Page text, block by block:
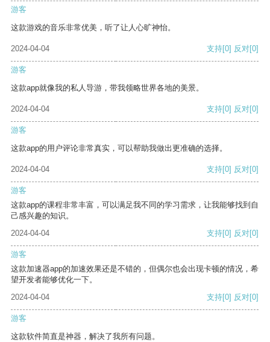
游客
这款游戏的音乐非常优美，听了让人心旷神怡。
2024-04-04 支持[0] 反对[0]
游客
这款app就像我的私人导游，带我领略世界各地的美景。
2024-04-04 支持[0] 反对[0]
游客
这款app的用户评论非常真实，可以帮助我做出更准确的选择。
2024-04-04 支持[0] 反对[0]
游客
这款app的课程非常丰富，可以满足我不同的学习需求，让我能够找到自
己感兴趣的知识。
2024-04-04
支持[0] 反对[0]
游客
这款加速器app的加速效果还是不错的，但偶尔也会出现卡顿的情况，希
望开发者能够优化一下。
2024-04-04
支持[0] 反对[0]
游客
这款软件简直是神器，解决了我所有问题。